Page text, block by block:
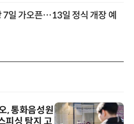
7일 가오픈…13일 정식 개장 예
, 통화음성원
피싱 탐지 고